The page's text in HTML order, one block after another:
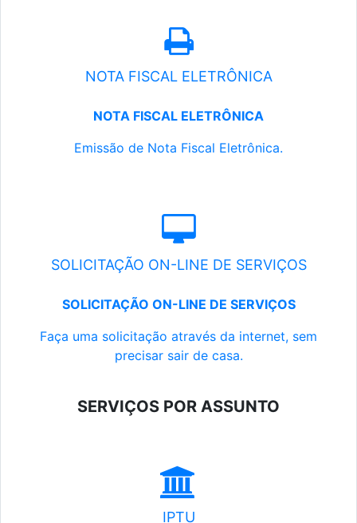
NOTA FISCAL ELETRÔNICA
NOTA FISCAL ELETRÔNICA
Emissão de Nota Fiscal Eletrônica.
SOLICITAÇÃO ON-LINE DE SERVIÇOS
SOLICITAÇÃO ON-LINE DE SERVIÇOS
Faça uma solicitação através da internet, sem
precisar sair de casa.
SERVIÇOS POR ASSUNTO
IPTU